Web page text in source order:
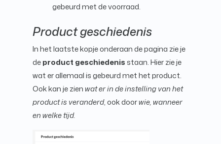
gebeurd met de voorraad.
Product geschiedenis
In het laatste kopje onderaan de pagina zie je
deproduct geschiedenisstaan. Hier zie je
wat er allemaal is gebeurd met het product.
Ook kan je zienwat er in de instelling van het
product is veranderd, ook doorwie, wanneer
en welke tijd.